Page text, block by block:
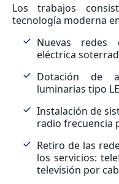
Los trabajos
tecnología moderna
Nuevas redes
eléctrica
Dotación de
luminarias tipo
Instalación de
radio frecuencia
Retiro de las
los servicios:
televisión por